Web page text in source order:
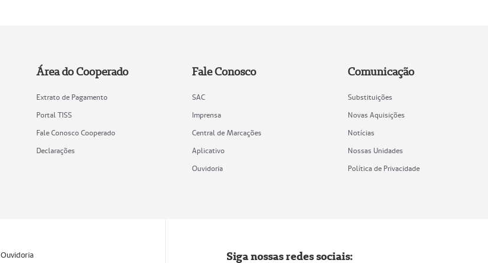
Área do Cooperado
Extrato de Pagamento
Portal TISS
Fale Conosco Cooperado
Declarações
Fale Conosco
SAC
Imprensa
Central de Marcações
Aplicativo
Ouvidoria
Comunicação
Substituições
Novas Aquisições
Notícias
Nossas Unidades
Política de Privacidade
Ouvidoria Siga nossas redes sociais: